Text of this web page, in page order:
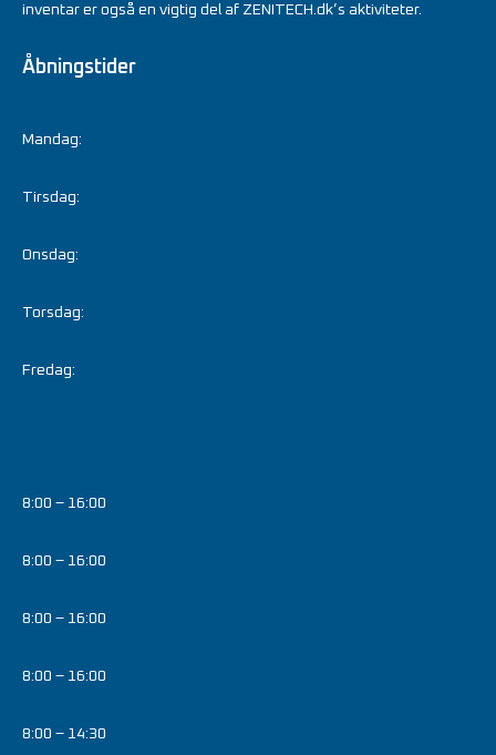
inventar er også en vigtig del af ZENITECH.dk’s aktiviteter.
Åbningstider
Mandag:
Tirsdag:
Onsdag:
Torsdag:
Fredag:
8:00 – 16:00
8:00 – 16:00
8:00 – 16:00
8:00 – 16:00
8:00 – 14:30